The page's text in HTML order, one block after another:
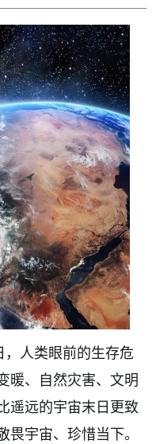
人类眼前的生存危
暖、自然灾害、文明
遥远的宇宙末日更致
宇宙、珍惜当下。